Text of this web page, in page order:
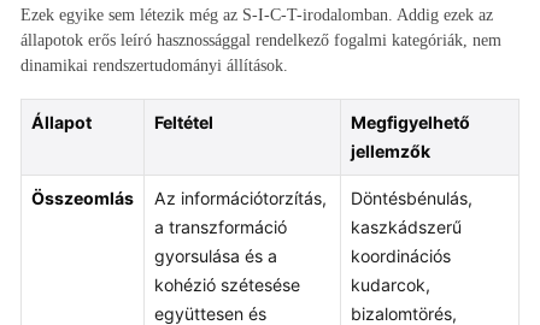
Ezek egyike sem létezik még az S-I-C-T-irodalomban. Addig ezek az
állapotok erős leíró hasznossággal rendelkező fogalmi kategóriák, nem
dinamikai rendszertudományi állítások.
Állapot Feltétel
Megfigyelhető
jellemzők
Összeomlás
Az információtorzítás,
a transzformáció
gyorsulása és a
kohézió szétesése
együttesen és
Döntésbénulás,
kaszkádszerű
koordinációs
kudarcok,
bizalomtörés,